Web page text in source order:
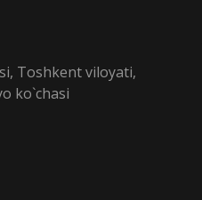
Toshkent viloyati,
ko`chasi